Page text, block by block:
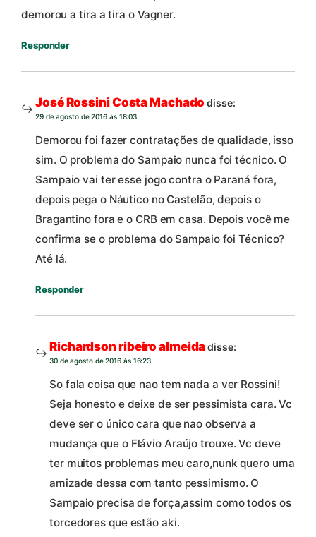
demorou a tira a tira o Vagner.
Responder
José Rossini Costa Machado disse:
29 de agosto de 2016 às 18:03
Demorou foi fazer contratações de qualidade, isso
sim. O problema do Sampaio nunca foi técnico. O
Sampaio vai ter esse jogo contra o Paraná fora,
depois pega o Náutico no Castelão, depois o
Bragantino fora e o CRB em casa. Depois você me
confirma se o problema do Sampaio foi Técnico?
Até lá.
Responder
Richardson ribeiro almeidadisse:
30 de agosto de 2016 às 16:23
So fala coisa que nao tem nada a ver Rossini!
Seja honesto e deixe de ser pessimista cara. Vc
deve ser o único cara que nao observa a
mudança que o Flávio Araújo trouxe. Vc deve
ter muitos problemas meu caro,nunk quero uma
amizade dessa com tanto pessimismo. O
Sampaio precisa de força,assim como todos os
torcedores que estão aki.